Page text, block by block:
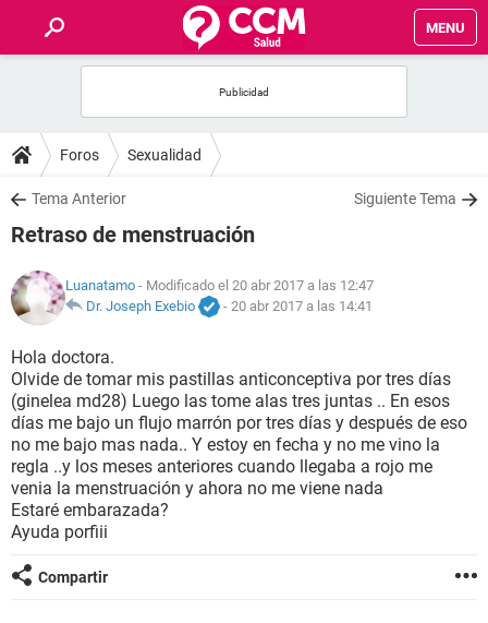
MENU
FOROS
SALUD
NUTRICIÓN
BIENESTAR
SEXUALIDAD
GLOSARIO
Foros Sexualidad
Tema Anterior Siguiente Tema
Retraso de menstruación
Luanatamo - Modificado el 20 abr 2017 a las 12:47
Dr. Joseph Exebio
- 20 abr 2017 a las 14:41
Hola doctora.
Olvide de tomar mis pastillas anticonceptiva por tres días
(ginelea md28) Luego las tome alas tres juntas .. En esos
días me bajo un flujo marrón por tres días y después de eso
no me bajo mas nada.. Y estoy en fecha y no me vino la
regla ..y los meses anteriores cuando llegaba a rojo me
venia la menstruación y ahora no me viene nada
Estaré embarazada?
Ayuda porfiii
Compartir